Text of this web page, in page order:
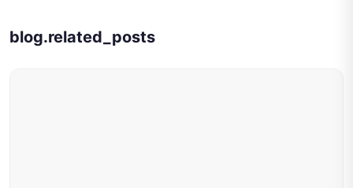
blog.related_posts